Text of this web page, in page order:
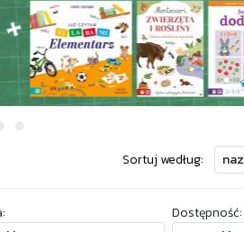
Sortuj według:
Dostępność: